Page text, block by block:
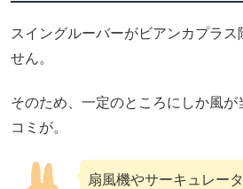
スイングルーバーがビアンカプラス
せん。
そのため、一定のところにしか風が
コミが。
扇風機やサーキュレー